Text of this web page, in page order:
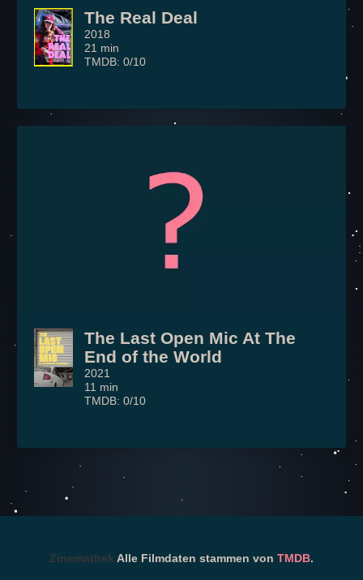
The Real Deal
2018
21 min
TMDB: 0/10
The Last Open Mic At The
End of the World
2021
11 min
TMDB: 0/10
Zinemathek Alle Filmdaten stammen von TMDB.